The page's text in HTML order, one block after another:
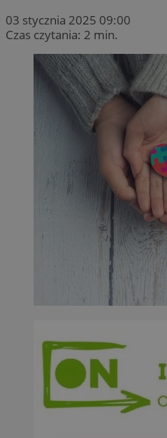
03 stycznia 2025 09:00
Czas czytania: 2 min.